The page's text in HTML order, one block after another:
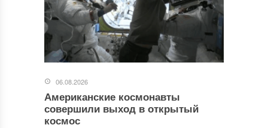
06.08.2026
Американские космонавты
совершили выход в открытый
космос